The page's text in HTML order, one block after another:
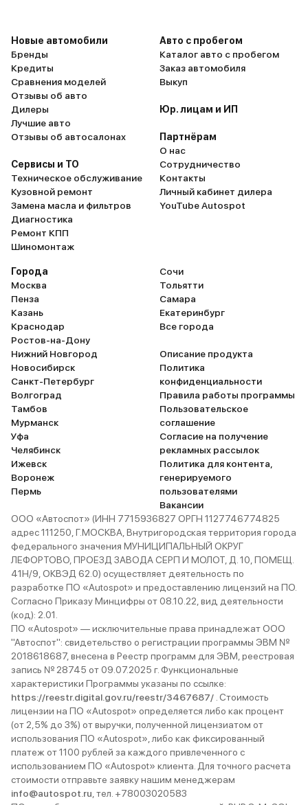
В наличии
Белый 2 авто Уфа
2026
и еще 15 опций
3 348 000 ₽
3 013 200 ₽
ГАЗ • Газель Next (фургон)
Белый
2026
3 348 000 ₽
3 013 200 ₽
Саранск
2026
и еще 8 опций
3 743 000 ₽
3 368 700 ₽
ГАЗ • Газель Next (фургон)
В наличии
2026
3 743 000 ₽
3 368 700 ₽
ГАЗ • Газель Next (фургон)
В наличии
Белый 2 авто Казань
2026
и еще 8 опций
3 743 000 ₽
3 368 700 ₽
Новые автомобили
Бренды
Кредиты
Сравнения моделей
Отзывы об авто
Дилеры
Лучшие авто
Отзывы об автосалонах
Сервисы и ТО
Техническое обслуживание
Кузовной ремонт
Замена масла и фильтров
Диагностика
Ремонт КПП
Шиномонтаж
Авто с пробегом
Каталог авто с пробегом
Заказ автомобиля
Выкуп
Юр. лицам и ИП
Партнёрам
О нас
Сотрудничество
Контакты
Личный кабинет дилера
YouTube Autospot
Города
Москва
Пенза
Казань
Краснодар
Ростов-на-Дону
Нижний Новгород
Новосибирск
Санкт-Петербург
Волгоград
Тамбов
Мурманск
Уфа
Челябинск
Ижевск
Воронеж
Пермь
Сочи
Тольятти
Самара
Екатеринбург
Все города
Описание продукта
Политика
конфиденциальности
Правила работы программы
Пользовательское
соглашение
Согласие на получение
рекламных рассылок
Политика для контента,
генерируемого
пользователями
Вакансии
ООО «Автоспот» (ИНН 7715936827 ОРГН 1127746774825
адрес 111250, Г.МОСКВА, Внутригородская территория города
федерального значения МУНИЦИПАЛЬНЫЙ ОКРУГ
ЛЕФОРТОВО, ПРОЕЗД ЗАВОДА СЕРП И МОЛОТ, Д. 10, ПОМЕЩ.
41Н/9, ОКВЭД 62.0) осуществляет деятельность по
разработке ПО «Autospot» и предоставлению лицензий на ПО.
Согласно Приказу Минцифры от 08.10.22, вид деятельности
(код): 2.01.
ПО «Autospot» — исключительные права принадлежат ООО
"Автоспот": свидетельство о регистрации программы ЭВМ №
2018618687, внесена в Реестр программ для ЭВМ, реестровая
запись № 28745 от 09.07.2025 г. Функциональные
характеристики Программы указаны по ссылке:
https://reestr.digital.gov.ru/reestr/3467687/ . Стоимость
лицензии на ПО «Autospot» определяется либо как процент
(от 2,5% до 3%) от выручки, полученной лицензиатом от
использования ПО «Autospot», либо как фиксированный
платеж от 1100 рублей за каждого привлеченного с
использованием ПО «Autospot» клиента. Для точного расчета
стоимости отправьте заявку нашим менеджерам
info@autospot.ru , тел. +78003020583